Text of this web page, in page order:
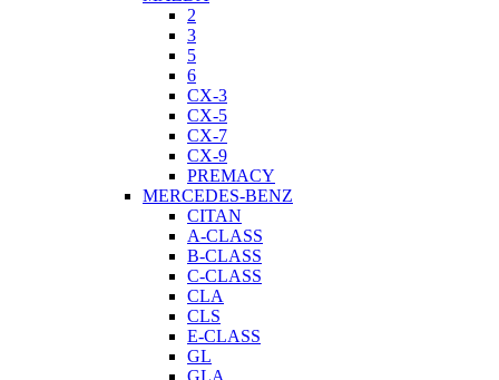
2
3
5
6
CX-3
CX-5
CX-7
CX-9
PREMACY
MERCEDES-BENZ
CITAN
A-CLASS
B-CLASS
C-CLASS
CLA
CLS
E-CLASS
GL
GLA